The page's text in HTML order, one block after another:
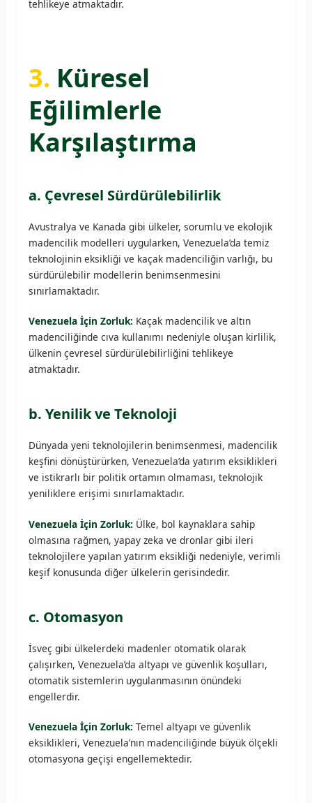
tehlikeye atmaktadır.
3. Küresel
Eğilimlerle
Karşılaştırma
a. Çevresel Sürdürülebilirlik
Avustralya ve Kanada gibi ülkeler, sorumlu ve ekolojik
madencilik modelleri uygularken, Venezuela’da temiz
teknolojinin eksikliği ve kaçak madenciliğin varlığı, bu
sürdürülebilir modellerin benimsenmesini
sınırlamaktadır.
Venezuela İçin Zorluk: Kaçak madencilik ve altın
madenciliğinde cıva kullanımı nedeniyle oluşan kirlilik,
ülkenin çevresel sürdürülebilirliğini tehlikeye
atmaktadır.
b. Yenilik ve Teknoloji
Dünyada yeni teknolojilerin benimsenmesi, madencilik
keşfini dönüştürürken, Venezuela’da yatırım eksiklikleri
ve istikrarlı bir politik ortamın olmaması, teknolojik
yeniliklere erişimi sınırlamaktadır.
Venezuela İçin Zorluk: Ülke, bol kaynaklara sahip
olmasına rağmen, yapay zeka ve dronlar gibi ileri
teknolojilere yapılan yatırım eksikliği nedeniyle, verimli
keşif konusunda diğer ülkelerin gerisindedir.
c. Otomasyon
İsveç gibi ülkelerdeki madenler otomatik olarak
çalışırken, Venezuela’da altyapı ve güvenlik koşulları,
otomatik sistemlerin uygulanmasının önündeki
engellerdir.
Venezuela İçin Zorluk: Temel altyapı ve güvenlik
eksiklikleri, Venezuela’nın madenciliğinde büyük ölçekli
otomasyona geçişi engellemektedir.